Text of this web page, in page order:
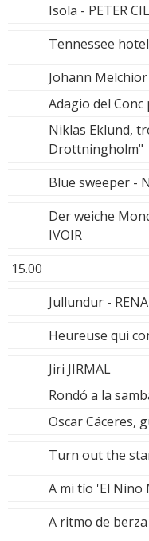
Isola - PETER
Tennessee
Johann
Adagio del
Niklas Eklund,
Drottningholm"
Blue sweeper -
Der weiche
IVOIR
15.00
Jullundur -
Heureuse qui
Jiri JIRMAL
Rondó a la
Oscar Cáceres,
Turn out the
A mi tío 'El Nino
A ritmo de berza